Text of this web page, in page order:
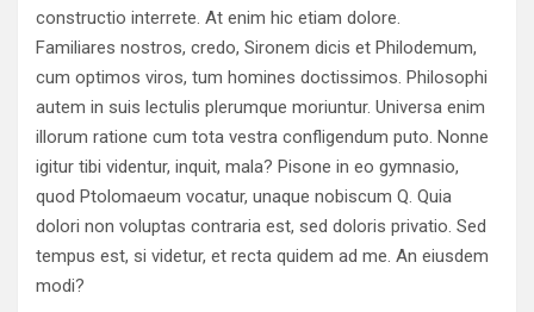
constructio interrete. At enim hic etiam dolore.
Familiares nostros, credo, Sironem dicis et Philodemum,
cum optimos viros, tum homines doctissimos. Philosophi
autem in suis lectulis plerumque moriuntur. Universa enim
illorum ratione cum tota vestra confligendum puto. Nonne
igitur tibi videntur, inquit, mala? Pisone in eo gymnasio,
quod Ptolomaeum vocatur, unaque nobiscum Q. Quia
dolori non voluptas contraria est, sed doloris privatio. Sed
tempus est, si videtur, et recta quidem ad me. An eiusdem
modi?